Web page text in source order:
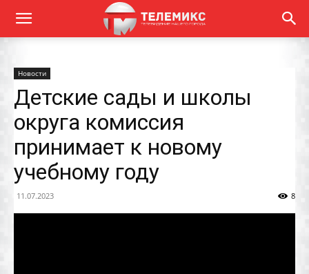
Новости
Детские сады и школы
округа комиссия
принимает к новому
учебному году
11.07.2023 8